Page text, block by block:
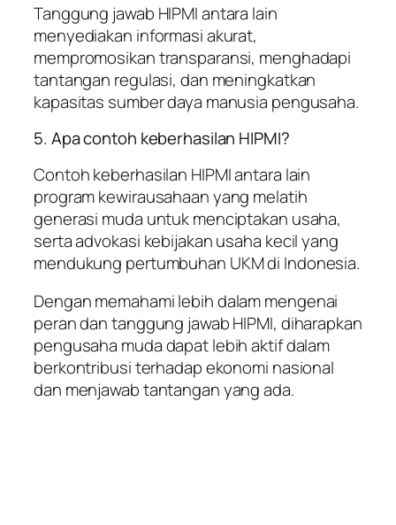
Tanggung jawab HIPMI antara lain
menyediakan informasi akurat,
mempromosikan transparansi, menghadapi
tantangan regulasi, dan meningkatkan
kapasitas sumber daya manusia pengusaha.
5. Apa contoh keberhasilan HIPMI?
Contoh keberhasilan HIPMI antara lain
program kewirausahaan yang melatih
generasi muda untuk menciptakan usaha,
serta advokasi kebijakan usaha kecil yang
mendukung pertumbuhan UKM di Indonesia.
Dengan memahami lebih dalam mengenai
peran dan tanggung jawab HIPMI, diharapkan
pengusaha muda dapat lebih aktif dalam
berkontribusi terhadap ekonomi nasional
dan menjawab tantangan yang ada.